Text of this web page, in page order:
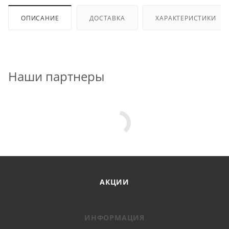
ОПИСАНИЕ ДОСТАВКА ХАРАКТЕРИСТИКИ
Наши партнеры
АКЦИИ
ИНФОРМАЦИЯ